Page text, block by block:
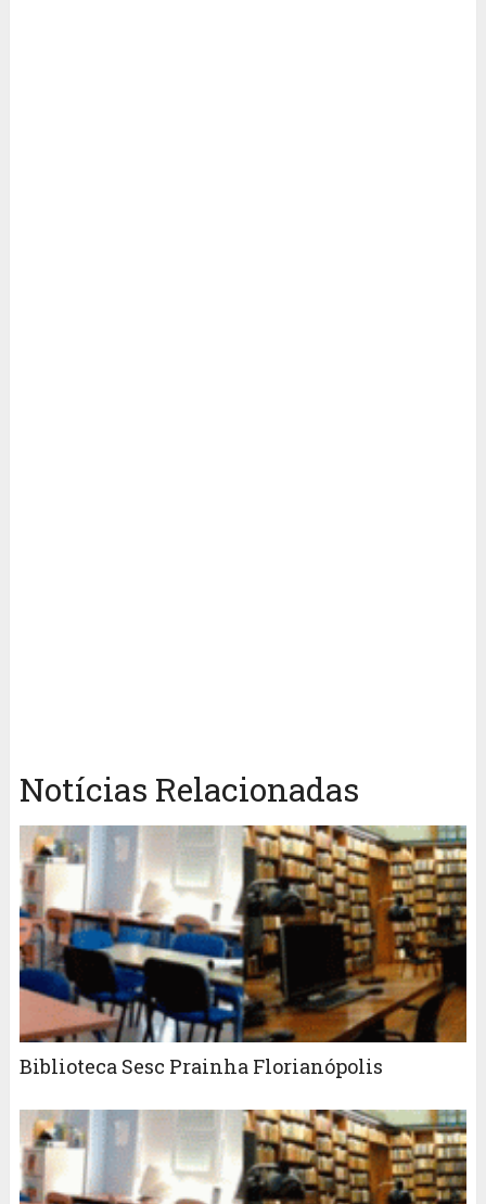
Notícias Relacionadas
Biblioteca Sesc Prainha Florianópolis